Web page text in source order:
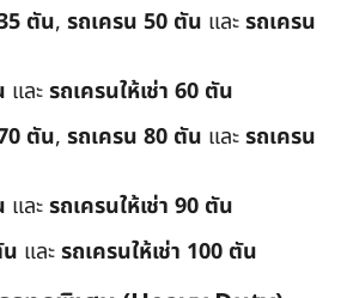
ตัน, รถเครน 50 ตัน และรถเครน
และรถเครนให้เช่า 60 ตัน
ตัน, รถเครน 80 ตัน และรถเครน
และรถเครนให้เช่า 90 ตัน
และรถเครนให้เช่า 100 ตัน